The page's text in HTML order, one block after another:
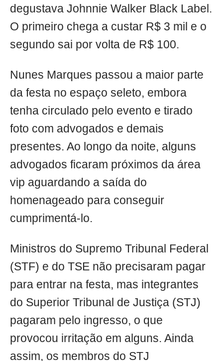
degustava Johnnie Walker Black Label.
O primeiro chega a custar R$ 3 mil e o
segundo sai por volta de R$ 100.
Nunes Marques passou a maior parte
da festa no espaço seleto, embora
tenha circulado pelo evento e tirado
foto com advogados e demais
presentes. Ao longo da noite, alguns
advogados ficaram próximos da área
vip aguardando a saída do
homenageado para conseguir
cumprimentá-lo.
Ministros do Supremo Tribunal Federal
(STF) e do TSE não precisaram pagar
para entrar na festa, mas integrantes
do Superior Tribunal de Justiça (STJ)
pagaram pelo ingresso, o que
provocou irritação em alguns. Ainda
assim, os membros do STJ